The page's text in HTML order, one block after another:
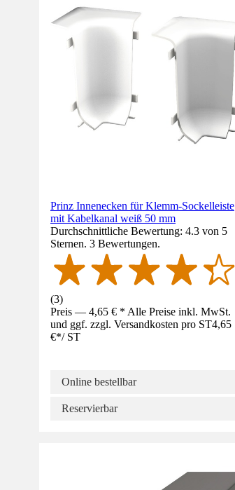
Prinz Innenecken für Klemm-Sockelleiste
mit Kabelkanal weiß 50 mm
Durchschnittliche Bewertung: 4.3 von 5
Sternen. 3 Bewertungen.
(3)
Preis — 4,65 € * Alle Preise inkl. MwSt.
und ggf. zzgl. Versandkosten pro ST4,65
€*/ ST
Online bestellbar
Reservierbar